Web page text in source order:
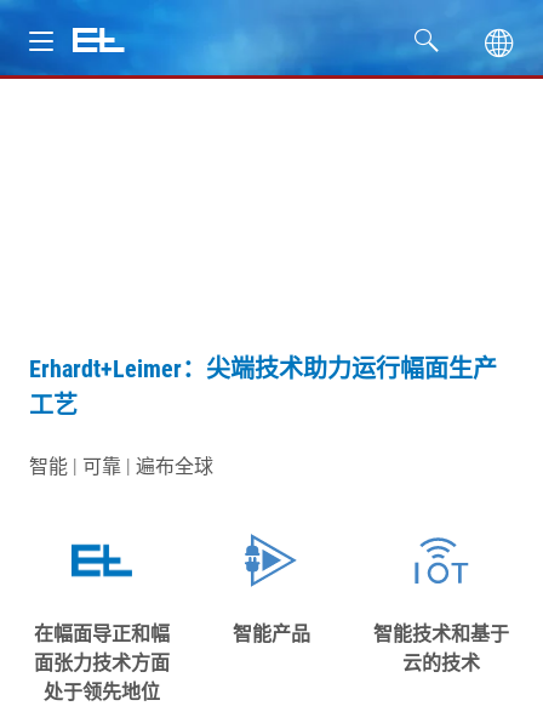
Erhardt+Leimer：尖端技术助力运行幅面生产
工艺
智能 | 可靠 | 遍布全球
在幅面导正和幅
面张力技术方面
处于领先地位
智能产品
智能技术和基于
云的技术